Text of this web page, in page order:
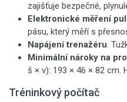
zajišťuje bezpečné,
Elektronické měření
pásu, který měří s
Napájení trenažéru.
Minimální nároky na
š × v): 193 × 46 × 82 cm.
Tréninkový počítač